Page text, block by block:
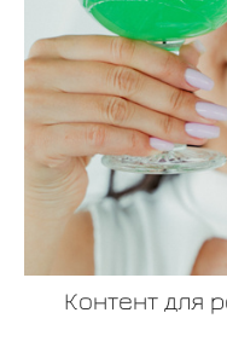
Контент для